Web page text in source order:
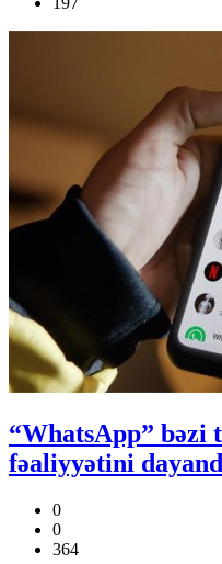
“WhatsApp” bəzi
fəaliyyətini
0
0
364